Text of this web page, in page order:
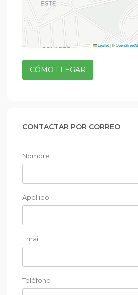
Leaflet|©
CÓMO LLEGAR
CONTACTAR POR CORREO
Nombre
Apellido
Email
Teléfono